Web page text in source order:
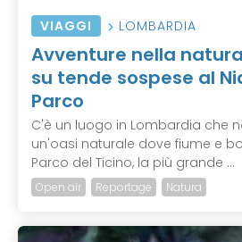
VIAGGI LOMBARDIA
Avventure nella
su tende sospese al
Parco
C'è un luogo in Lombardia che
un'oasi naturale dove fiume e
Parco del Ticino, la più grande ...
Open air Reportage Natura